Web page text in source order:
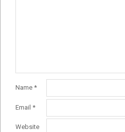
Name *
Email *
Website